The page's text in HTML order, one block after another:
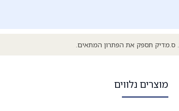
ס.מדיק תספק את הפתרון המתאים.
מוצרים נלווים